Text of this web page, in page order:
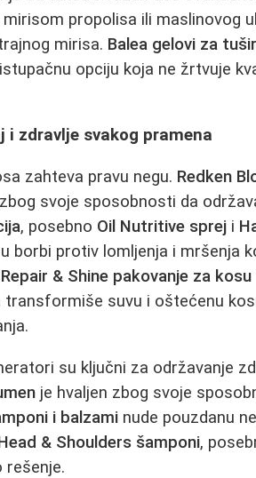
propolisa ili maslinovog
mirisa. Balea gelovi za
opciju koja ne žrtvuje
i zdravlje svakog pramena
zahteva pravu negu. Redken
svoje sposobnosti da
, posebno Oil Nutritive sprej i
borbi protiv lomljenja i mršenja
& Shine pakovanje za kosu
suvu i oštećenu
su ključni za održavanje
je hvaljen zbog svoje
i balzami nude pouzdanu
& Shoulders šamponi,
rešenje.